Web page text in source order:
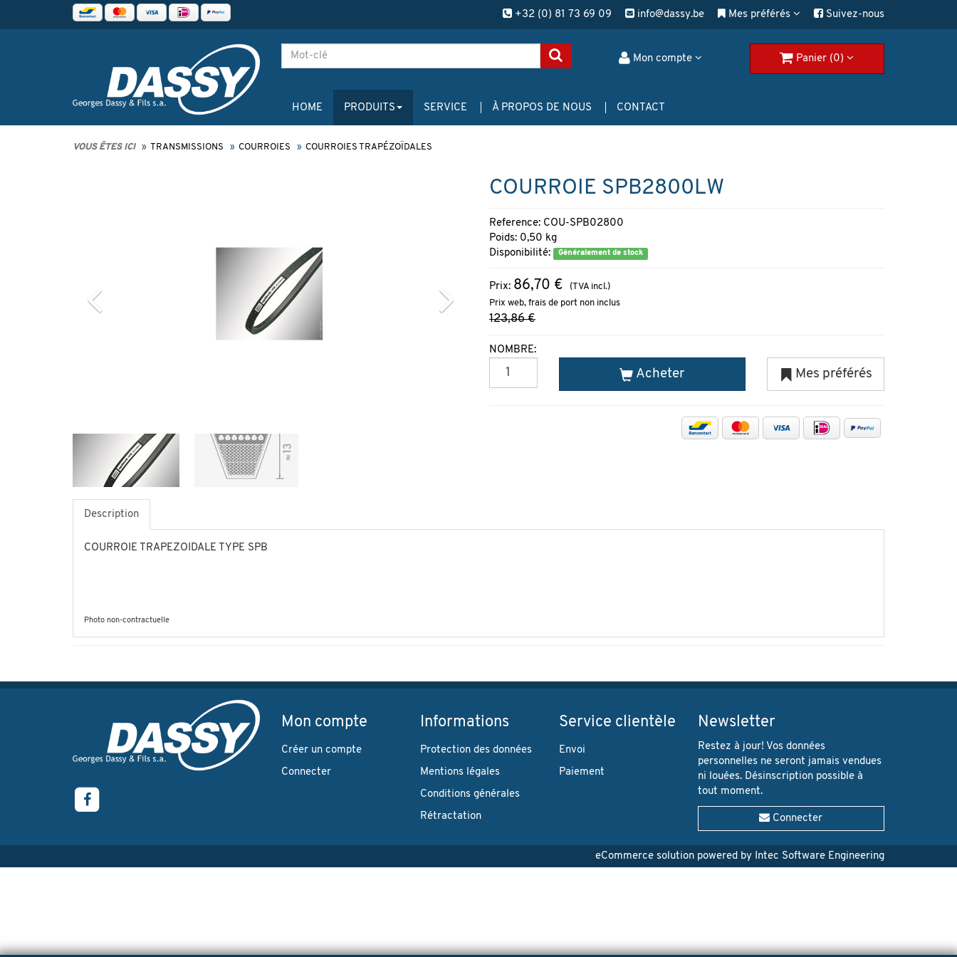
+32 (0) 81 73 69 09 info@dassy.be Mes préférés Suivez-nous
Mon compte Panier (0)
HOME PRODUITS SERVICE À PROPOS DE NOUS CONTACT
VOUS ÊTES ICI TRANSMISSIONS COURROIES COURROIES TRAPÉZOÏDALES
COURROIE SPB2800LW
Reference: COU-SPB02800
Poids: 0,50 kg
Disponibilité:
Généralement de stock
Prix: 86,70 €
(TVA incl.)
Prix web, frais de port non inclus
123,86 €
NOMBRE:
Acheter Mes préférés
Description
COURROIE TRAPEZOIDALE TYPE SPB
Photo non-contractuelle
Mon compte
Créer un compte
Connecter
Informations
Protection des données
Mentions légales
Conditions générales
Rétractation
Service clientèle
Envoi
Paiement
Newsletter
Restez à jour! Vos données
personnelles ne seront jamais vendues
ni louées. Désinscription possible à
tout moment.
Connecter
eCommerce solution powered by Intec Software Engineering